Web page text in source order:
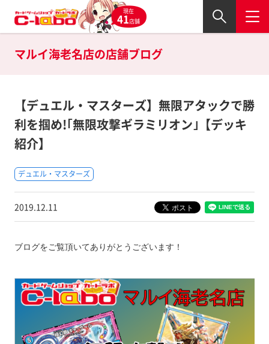
現在
41店舗
マルイ海老名店の店舗ブログ
【デュエル・マスターズ】無限アタックで勝
利を掴め!｢無限攻撃ギラミリオン｣【デッキ
紹介】
デュエル・マスターズ
2019.12.11
ブログをご覧頂いてありがとうございます！